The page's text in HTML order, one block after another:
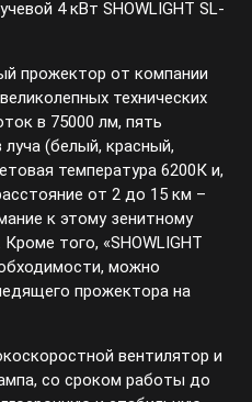
4 кВт SHOWLIGHT SL-
прожектор от компании
технических
в 75000 лм, пять
(белый, красный,
температура 6200К и,
от 2 до 15 км –
к этому зенитному
того, «SHOWLIGHT
можно
прожектора на
вентилятор и
со сроком работы до